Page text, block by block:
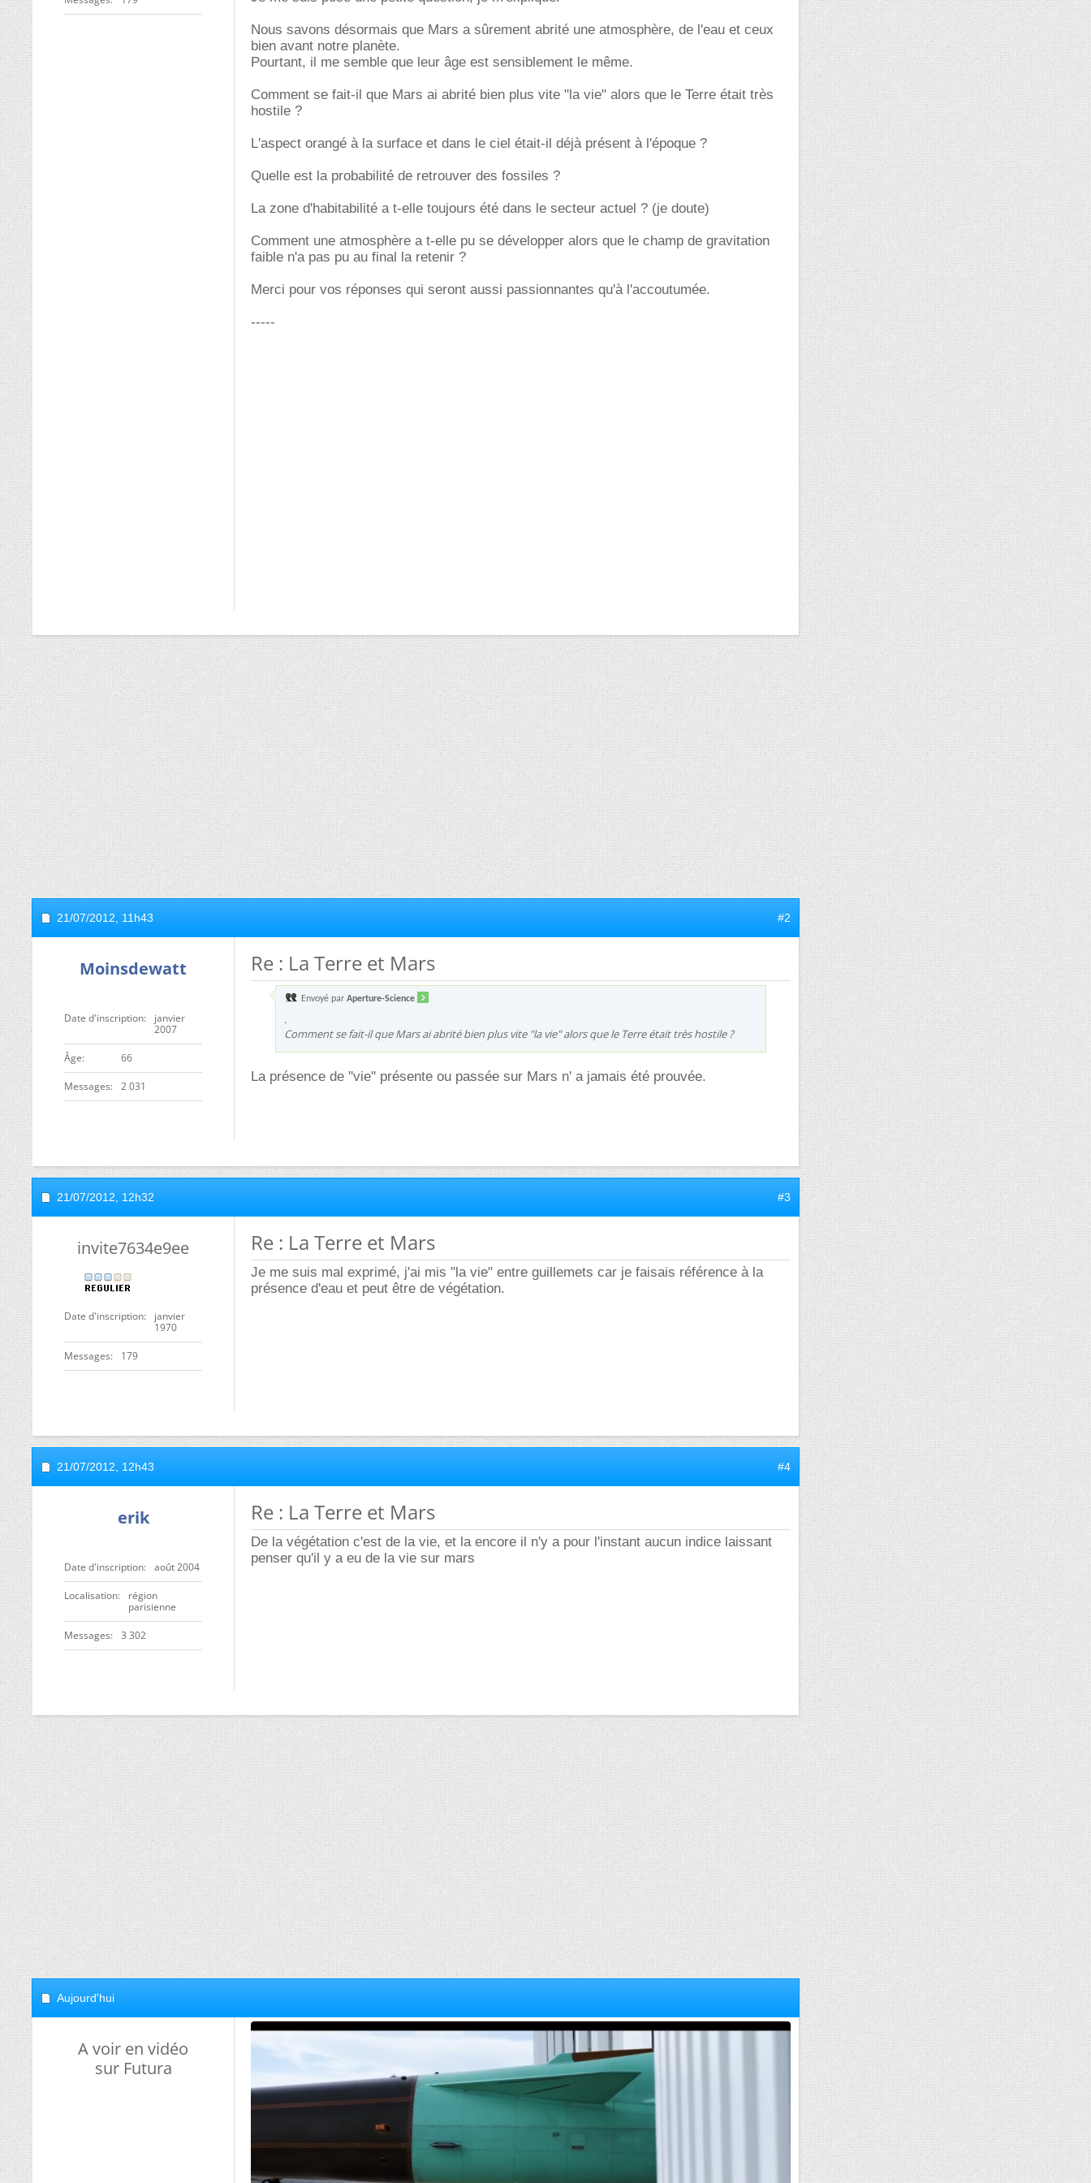
Nous savons désormais que Mars a sûrement abrité une atmosphère, de l'eau et ceux
bien avant notre planète.
Pourtant, il me semble que leur âge est sensiblement le même.
Comment se fait-il que Mars ai abrité bien plus vite "la vie" alors que le Terre était très
hostile ?
L'aspect orangé à la surface et dans le ciel était-il déjà présent à l'époque ?
Quelle est la probabilité de retrouver des fossiles ?
La zone d'habitabilité a t-elle toujours été dans le secteur actuel ? (je doute)
Comment une atmosphère a t-elle pu se développer alors que le champ de gravitation
faible n'a pas pu au final la retenir ?
Merci pour vos réponses qui seront aussi passionnantes qu'à l'accoutumée.
-----
21/07/2012, 11h43 #2
Moinsdewatt
Date d'inscription
janvier
2007
ge 66
Messages 2 031
Re : La Terre et Mars
Envoyé par Aperture-Science
.
Comment se fait-il que Mars ai abrité bien plus vite "la vie" alors que le Terre était très hostile ?
La présence de ''vie'' présente ou passée sur Mars n' a jamais été prouvée.
21/07/2012, 12h32 #3
invite7634e9ee
Date d'inscription
janvier
1970
Messages 179
Re : La Terre et Mars
Je me suis mal exprimé, j'ai mis "la vie" entre guillemets car je faisais référence à la
présence d'eau et peut être de végétation.
21/07/2012, 12h43 #4
erik
Date d'inscription août 2004
Localisation
région
parisienne
Messages 3 302
Re : La Terre et Mars
De la végétation c'est de la vie, et la encore il n'y a pour l'instant aucun indice laissant
penser qu'il y a eu de la vie sur mars
Aujourd'hui
A voir en vidéo
sur Futura